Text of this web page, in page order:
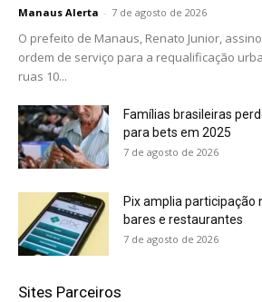
Manaus Alerta - 7 de agosto de 2026
O prefeito de Manaus, Renato Junior,
ordem de serviço para a requalificação
ruas 10...
Famílias brasileiras
para bets em 2025
7 de agosto de 2026
Pix amplia participação
bares e restaurantes
7 de agosto de 2026
Sites Parceiros